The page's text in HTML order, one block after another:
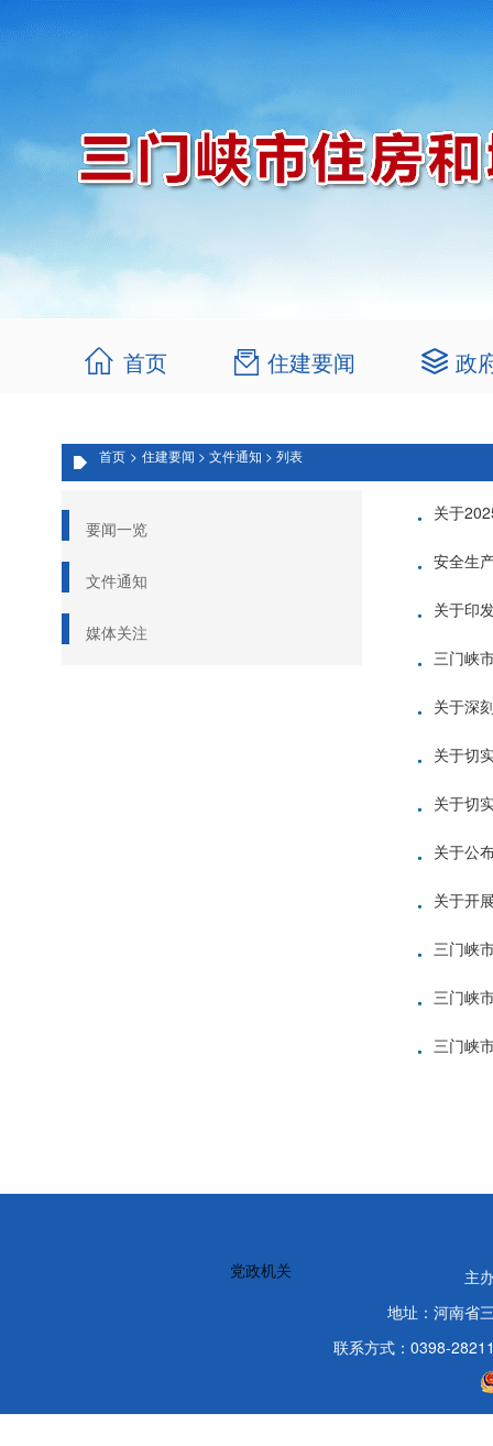
首页 住建要闻 政
首页 > 住建要闻 > 文件通知 > 列表
要闻一览
文件通知
媒体关注
· 关于
· 安全生
· 关于印
·
· 关于深
· 关于切
· 关于切
· 关于公
· 关于开
· 三门峡
· 三门峡
· 三门峡
党政机关
主
地址：河南省
联系方式：0398-